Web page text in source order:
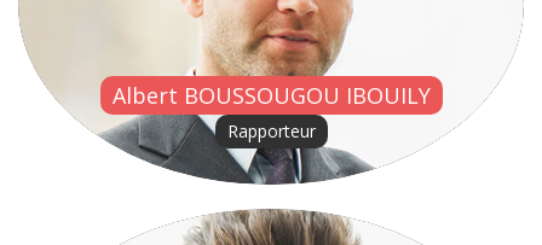
Albert BOUSSOUGOU IBOUILY
Rapporteur